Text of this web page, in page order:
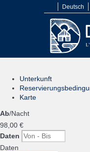
Deutsch
Unterkunft
Karte
Ab/Nacht
98, 00 €
Daten
Daten